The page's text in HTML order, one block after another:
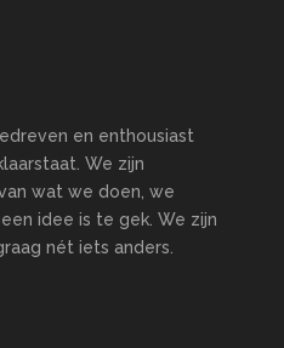
en enthousiast
We zijn
wat we doen, we
idee is te gek. We zijn
nét iets anders.